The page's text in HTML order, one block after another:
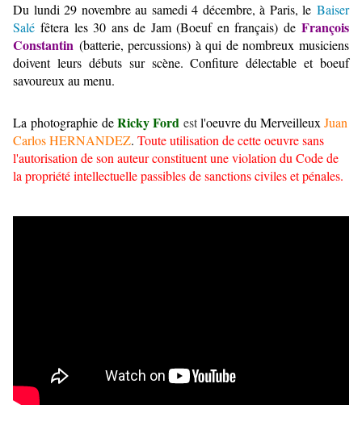
Du lundi 29 novembre au samedi 4 décembre, à Paris, le Baiser
Salé fêtera les 30 ans de Jam (Boeuf en français) de François
Constantin (batterie, percussions) à qui de nombreux musiciens
doivent leurs débuts sur scène. Confiture délectable et boeuf
savoureux au menu.
La photographie deRicky Ford estl'oeuvre du Merveilleux Juan
Carlos HERNANDEZ. Toute utilisation de cette oeuvre sans
l'autorisation de son auteur constituent une violation du Code de
la propriété intellectuelle passibles de sanctions civiles et pénales.